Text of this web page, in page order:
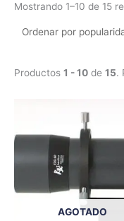
Mostrando 1–10 de 15
Productos 1 - 10 de 15.
AGOTADO